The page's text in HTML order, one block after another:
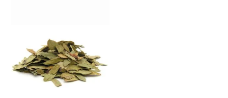
multiple
variants.
The
options
may